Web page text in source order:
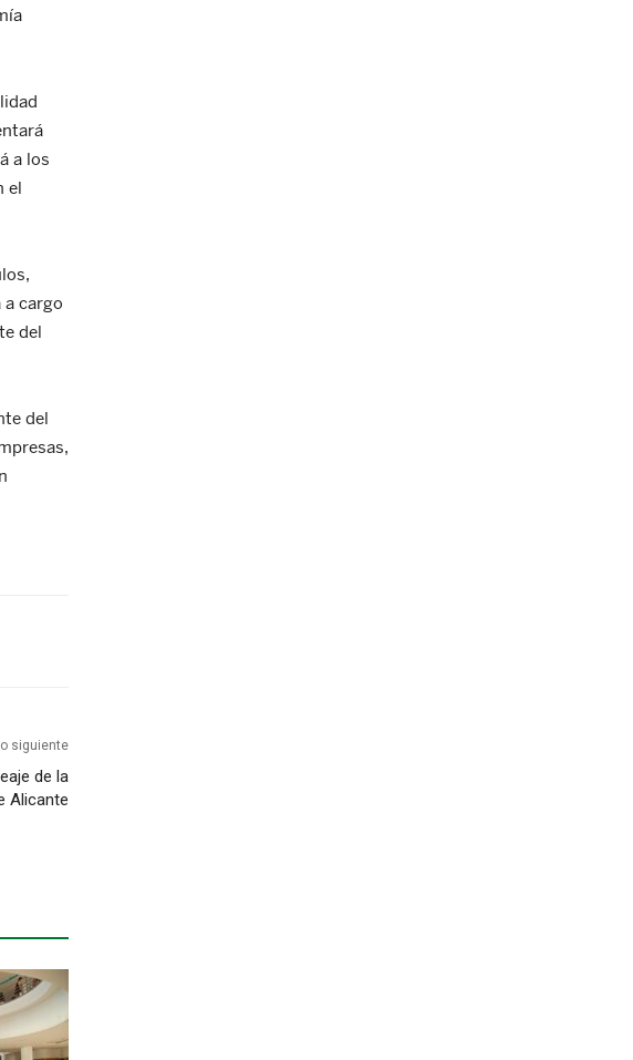
a los
el
cargo
del
del
siguiente
de la
Alicante